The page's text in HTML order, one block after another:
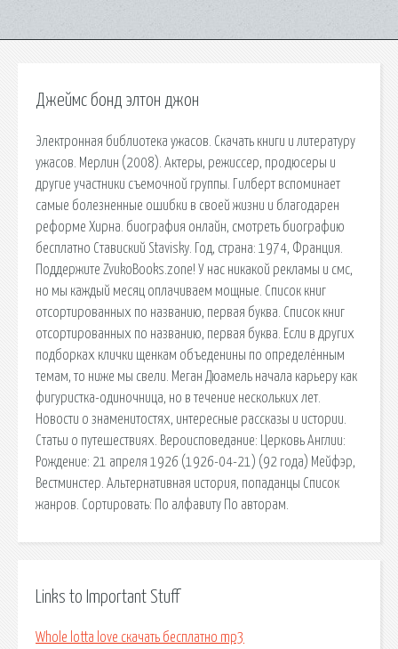
Джеймс бонд элтон джон
Электронная библиотека ужасов. Скачать книги и литературу
ужасов. Мерлин (2008). Актеры, режиссер, продюсеры и
другие участники съемочной группы. Гилберт вспоминает
самые болезненные ошибки в своей жизни и благодарен
реформе Хирна. биография онлайн, смотреть биографию
бесплатно Ставиский Stavisky. Год, страна: 1974, Франция.
Поддержите ZvukoBooks.zone! У нас никакой рекламы и смс,
но мы каждый месяц оплачиваем мощные. Список книг
отсортированных по названию, первая буква. Список книг
отсортированных по названию, первая буква. Если в других
подборках клички щенкам объеденины по определённым
темам, то ниже мы свели. Меган Дюамель начала карьеру как
фигуристка-одиночница, но в течение нескольких лет.
Новости о знаменитостях, интересные рассказы и истории.
Статьи о путешествиях. Вероисповедание: Церковь Англии:
Рождение: 21 апреля 1926 (1926-04-21) (92 года) Мейфэр,
Вестминстер. Альтернативная история, попаданцы Список
жанров. Сортировать: По алфавиту По авторам.
Links to Important Stuff
Whole lotta love скачать бесплатно mp3